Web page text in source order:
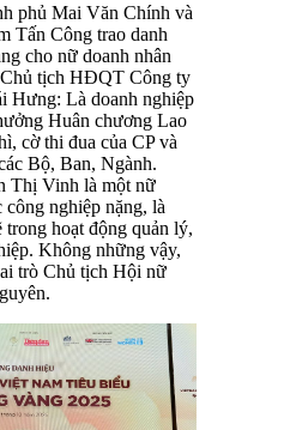
phủ Mai Văn Chính và
Tấn Công trao danh
cho nữ doanh nhân
tịch HĐQT Công ty
Hưng: Là doanh nghiệp
Huân chương Lao
cờ thi đua của CP và
Bộ, Ban, Ngành.
Thị Vinh là một nữ
nghiệp nặng, là
trong hoạt động quản lý,
Không những vậy,
trò Chủ tịch Hội nữ